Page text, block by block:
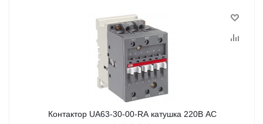
Контактор UA63-30-00-RA катушка 220В AC